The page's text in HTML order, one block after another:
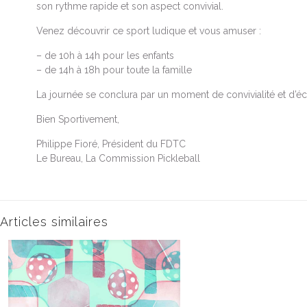
son rythme rapide et son aspect convivial.
Venez découvrir ce sport ludique et vous amuser :
– de 10h à 14h pour les enfants
– de 14h à 18h pour toute la famille
La journée se conclura par un moment de convivialité et
Bien Sportivement,
Philippe Fioré, Président du FDTC
Le Bureau, La Commission Pickleball
Articles similaires